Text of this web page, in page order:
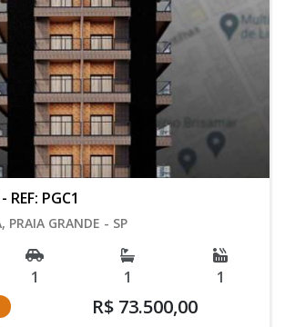
PGC1
PRAIA GRANDE - SP
1 1 1
R$ 73.500,00